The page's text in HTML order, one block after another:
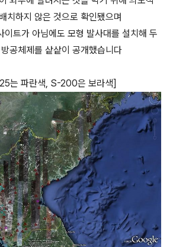
치하지 않은 것으로 확인됐으며
이트가 아님에도 모형 발사대를 설치해 두
공체제를 샅샅이 공개했습니다
는 파란색, S-200은 보라색]